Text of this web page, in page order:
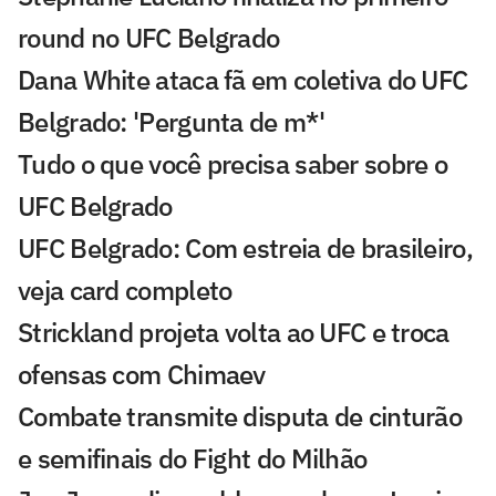
round no UFC Belgrado
Dana White ataca fã em coletiva do UFC
Belgrado: 'Pergunta de m*'
Tudo o que você precisa saber sobre o
UFC Belgrado
UFC Belgrado: Com estreia de brasileiro,
veja card completo
Strickland projeta volta ao UFC e troca
ofensas com Chimaev
Combate transmite disputa de cinturão
e semifinais do Fight do Milhão